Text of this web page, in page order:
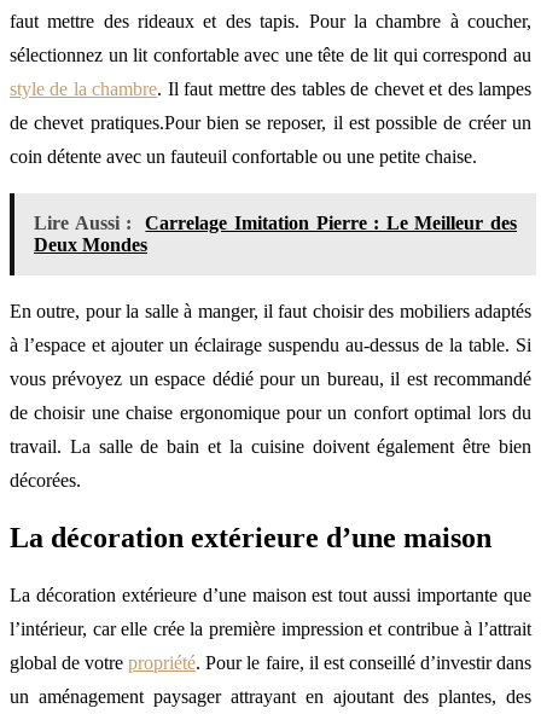
faut mettre des rideaux et des tapis. Pour la chambre à coucher,
sélectionnez un lit confortable avec une tête de lit qui correspond au
style de la chambre. Il faut mettre des tables de chevet et des lampes
de chevet pratiques.Pour bien se reposer, il est possible de créer un
coin détente avec un fauteuil confortable ou une petite chaise.
Lire Aussi :
Carrelage Imitation Pierre : Le Meilleur des
Deux Mondes
En outre, pour la salle à manger, il faut choisir des mobiliers adaptés
à l’espace et ajouter un éclairage suspendu au-dessus de la table. Si
vous prévoyez un espace dédié pour un bureau, il est recommandé
de choisir une chaise ergonomique pour un confort optimal lors du
travail. La salle de bain et la cuisine doivent également être bien
décorées.
La décoration extérieure d’une maison
La décoration extérieure d’une maison est tout aussi importante que
l’intérieur, car elle crée la première impression et contribue à l’attrait
global de votrepropriété. Pour le faire, il est conseillé d’investir dans
un aménagement paysager attrayant en ajoutant des plantes, des